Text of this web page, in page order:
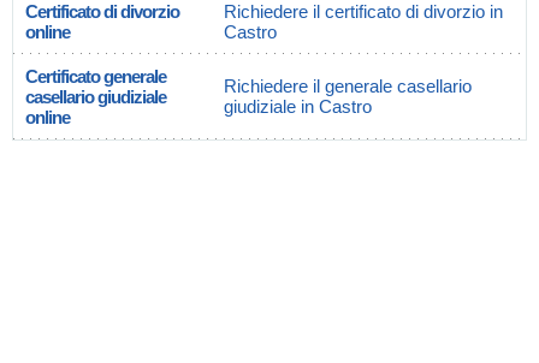
Certificato di divorzio
online
Richiedere il certificato di divorzio in
Castro
Certificato generale
casellario giudiziale
online
Richiedere il generale casellario
giudiziale in Castro